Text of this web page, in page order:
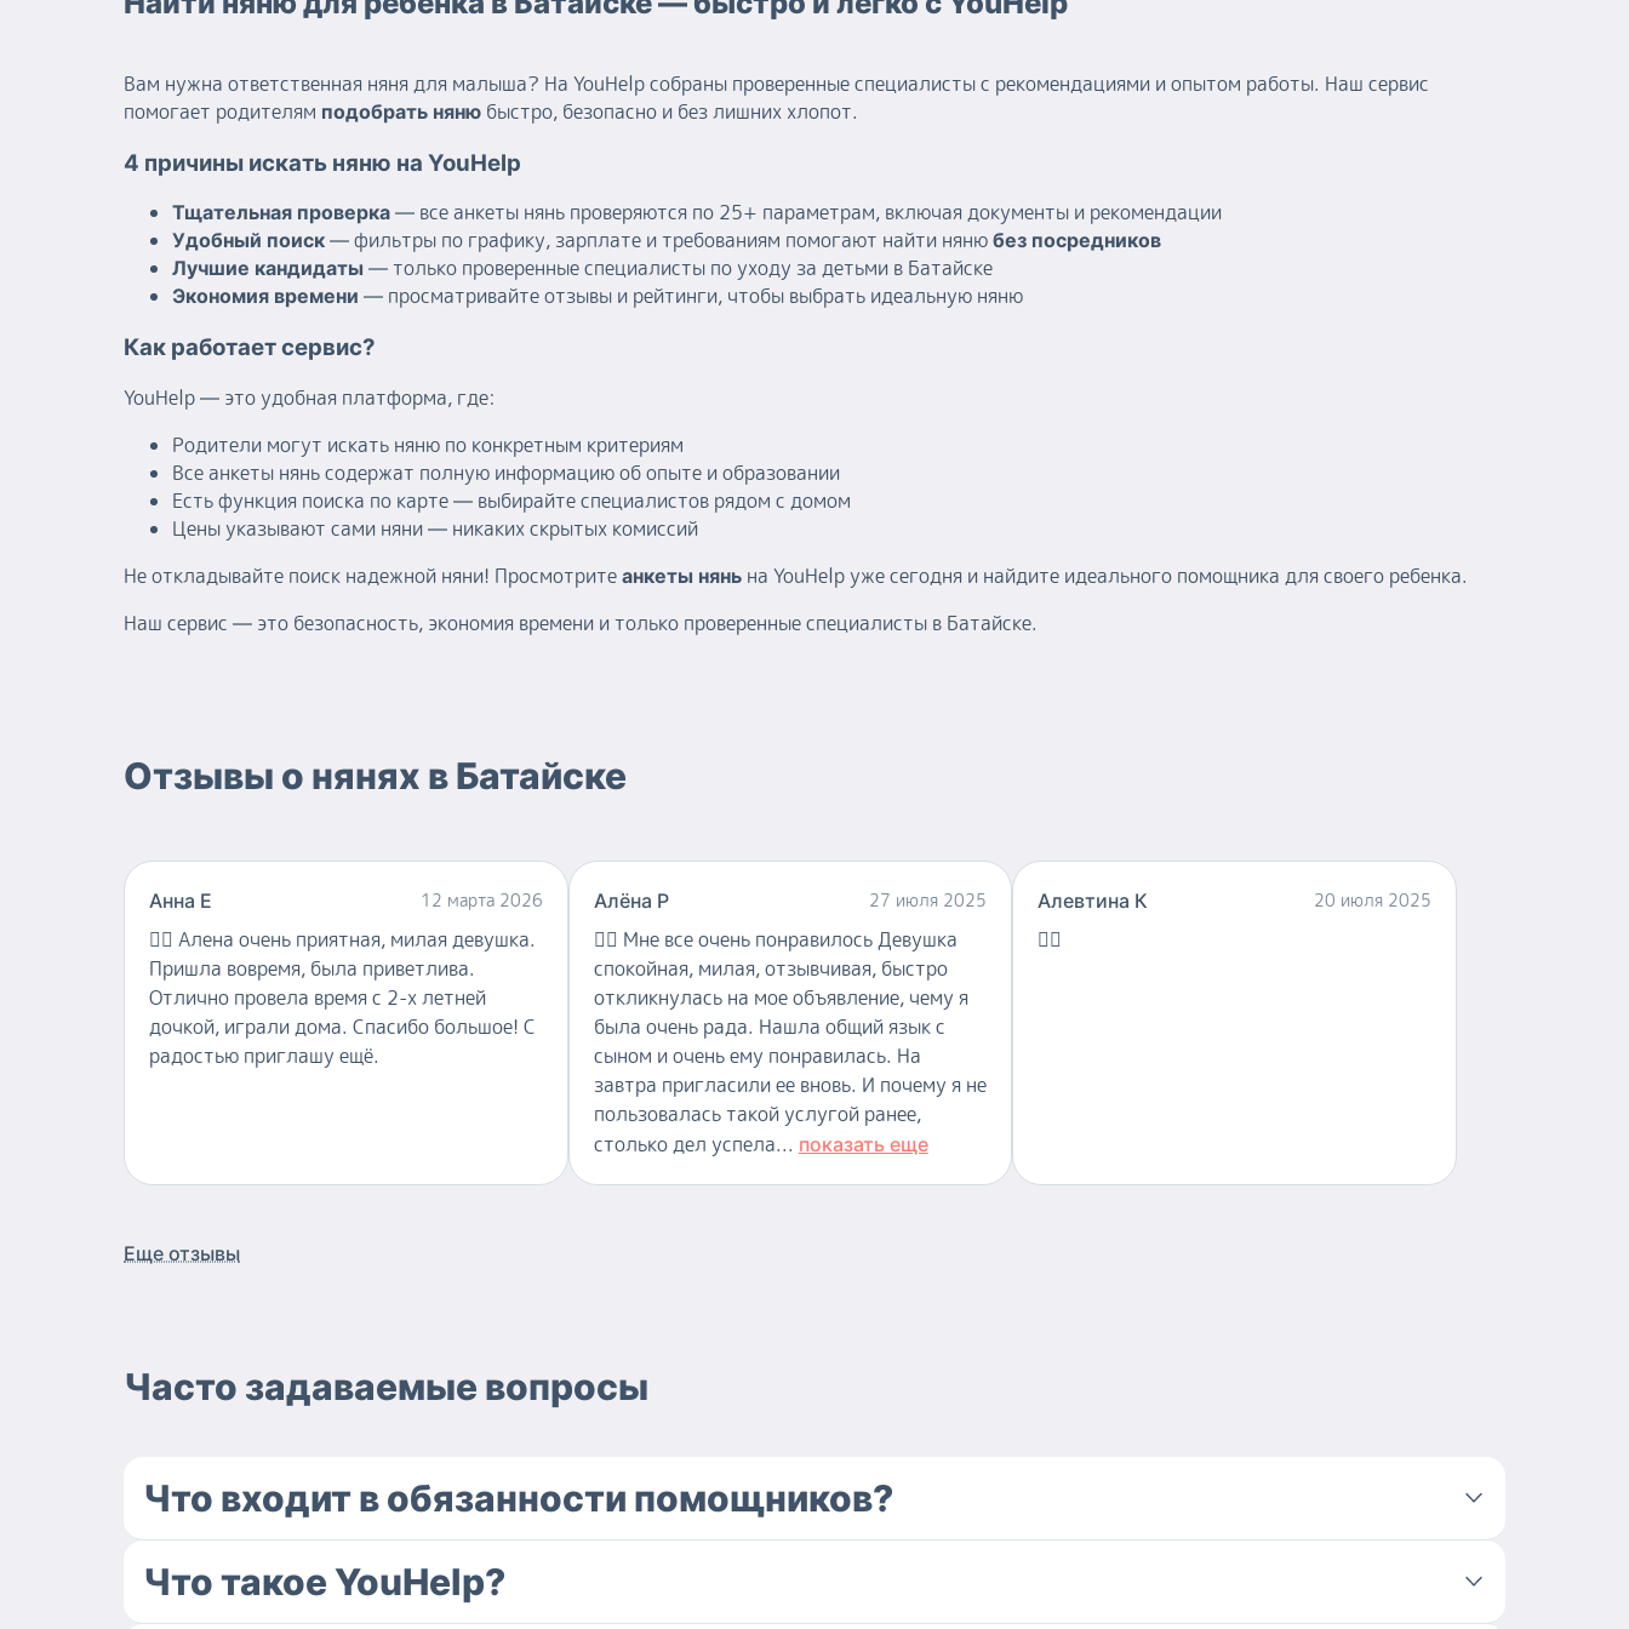
Вам нужна ответственная няня для малыша? На YouHelp собраны проверенные специалисты с рекомендациями и опытом работы. Наш сервис
помогает родителям подобрать няню быстро, безопасно и без лишних хлопот.
4 причины искать няню на YouHelp
Тщательная проверка — все анкеты нянь проверяются по 25+ параметрам, включая документы и рекомендации
Удобный поиск — фильтры по графику, зарплате и требованиям помогают найти няню без посредников
Лучшие кандидаты — только проверенные специалисты по уходу за детьми в Батайске
Экономия времени — просматривайте отзывы и рейтинги, чтобы выбрать идеальную няню
Как работает сервис?
YouHelp — это удобная платформа, где:
Родители могут искать няню по конкретным критериям
Все анкеты нянь содержат полную информацию об опыте и образовании
Есть функция поиска по карте — выбирайте специалистов рядом с домом
Цены указывают сами няни — никаких скрытых комиссий
Не откладывайте поиск надежной няни! Просмотрите анкеты нянь на YouHelp уже сегодня и найдите идеального помощника для своего ребенка.
Наш сервис — это безопасность, экономия времени и только проверенные специалисты в Батайске.
Отзывы о нянях вБатайске
Анна Е 12 марта 2026
👍🏻 Алена очень приятная, милая девушка.
Пришла вовремя, была приветлива.
Отлично провела время с 2-х летней
дочкой, играли дома. Спасибо большое! С
радостью приглашу ещё.
Алëна Р 27 июля 2025
👍🏻 Мне все очень понравилось Девушка
спокойная, милая, отзывчивая, быстро
откликнулась на мое объявление, чему я
была очень рада. Нашла общий язык с
сыном и очень ему понравилась. На
завтра пригласили ее вновь. И почему я не
пользовалась такой услугой ранее,
столько дел успела... показать еще
Алевтина К 20 июля 2025
👍🏻
Еще отзывы
Часто задаваемые вопросы
Что входит в обязанности помощников?
Что такое YouHelp?